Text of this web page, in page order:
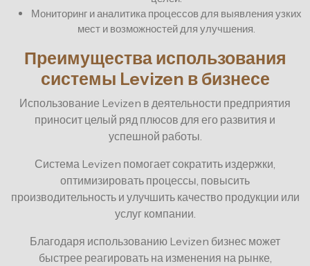
Мониторинг и аналитика процессов для выявления узких
мест и возможностей для улучшения.
Преимущества использования
системы Levizen в бизнесе
Использование Levizen в деятельности предприятия
приносит целый ряд плюсов для его развития и
успешной работы.
Система Levizen помогает сократить издержки,
оптимизировать процессы, повысить
производительность и улучшить качество продукции или
услуг компании.
Благодаря использованию Levizen бизнес может
быстрее реагировать на изменения на рынке,